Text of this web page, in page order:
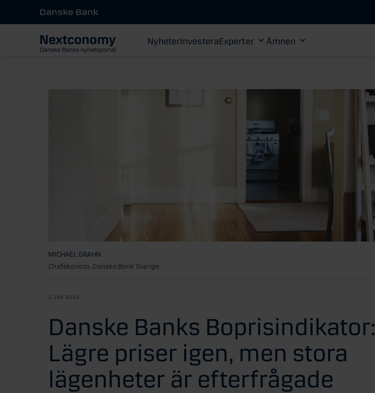
NyheterInvesteraExperter Ämnen
MICHAEL GRAHN
Chefekonom, Danske Bank Sverige
3 JAN 2024
Danske Banks Boprisindikator:
Lägre priser igen, men stora
lägenheter är efterfrågade